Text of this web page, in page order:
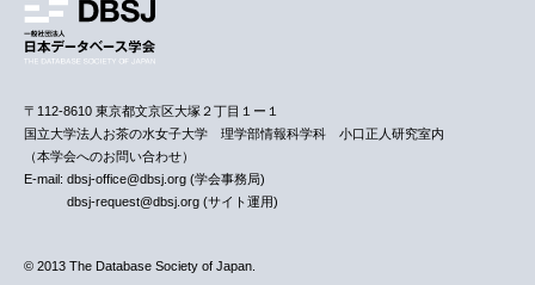
〒112-8610 東京都文京区大塚２丁目１ー１
国立大学法人お茶の水女子大学 理学部情報科学科 小口正人研究室内
（本学会へのお問い合わせ）
E-mail: dbsj-office@dbsj.org (学会事務局)
dbsj-request@dbsj.org (サイト運用)
© 2013 The Database Society of Japan.